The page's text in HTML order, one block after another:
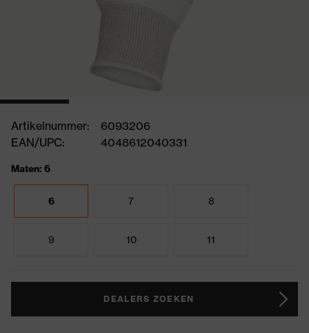
Artikelnummer:
6093206
EAN/UPC:
4048612040331
Maten: 6
6 7 8
9 10 11
DEALERS ZOEKEN